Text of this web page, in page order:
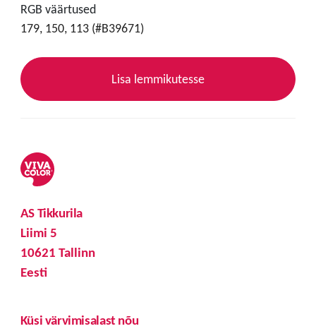
RGB väärtused
179, 150, 113 (#B39671)
Lisa lemmikutesse
AS Tikkurila
Liimi 5
10621 Tallinn
Eesti
Küsi värvimisalast nõu